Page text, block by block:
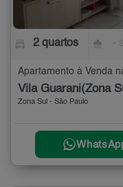
2 quartos
Vila Guarani(Zona
Zona Sul - São Paulo